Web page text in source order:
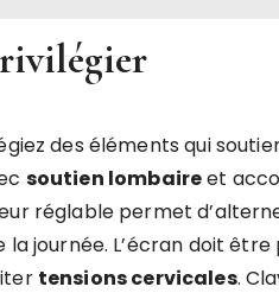
des éléments qui
soutien lombaireet
réglable permet
journée. L’écran doit
tensions cervicales.